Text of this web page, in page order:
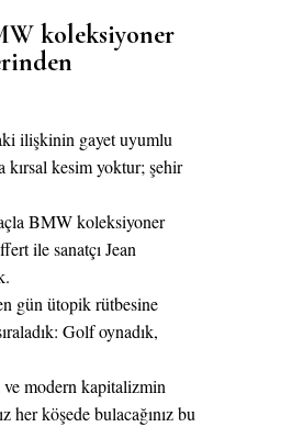
koleksiyoner
ilişkinin gayet uyumlu
kesim yoktur; şehir
BMW koleksiyoner
ile sanatçı Jean
gün ütopik rütbesine
Golf oynadık,
modern kapitalizmin
her köşede bulacağınız bu